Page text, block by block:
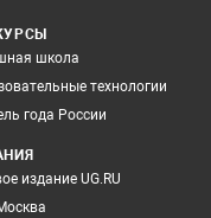
школа
технологии
года России
издание UG.RU